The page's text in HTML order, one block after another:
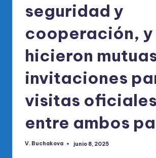
seguridad y
cooperación, y
hicieron
invitaciones
visitas oficiales
entre ambos
Publicado
V. Buchakova junio 8, 2025